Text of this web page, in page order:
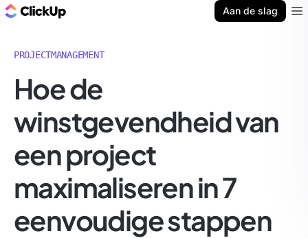
Aan de slag
PROJECTMANAGEMENT
Hoe de
winstgevendheid van
een project
maximaliseren in 7
eenvoudige stappen